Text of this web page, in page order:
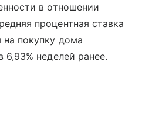
в отношении
процентная ставка
покупку дома
6,93% неделей ранее.